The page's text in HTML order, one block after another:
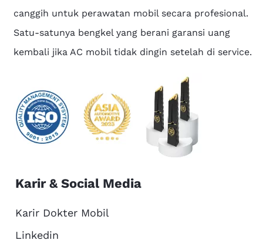
canggih untuk perawatan mobil secara profesional.
Satu-satunya bengkel yang berani garansi uang
kembali jika AC mobil tidak dingin setelah di service.
Karir & Social Media
Karir Dokter Mobil
Linkedin